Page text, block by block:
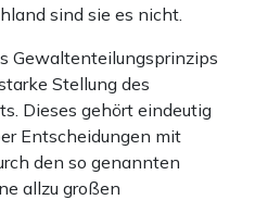
sind sie es nicht.
Gewaltenteilungsprinzips
Stellung des
Dieses gehört eindeutig
Entscheidungen mit
den so genannten
allzu großen